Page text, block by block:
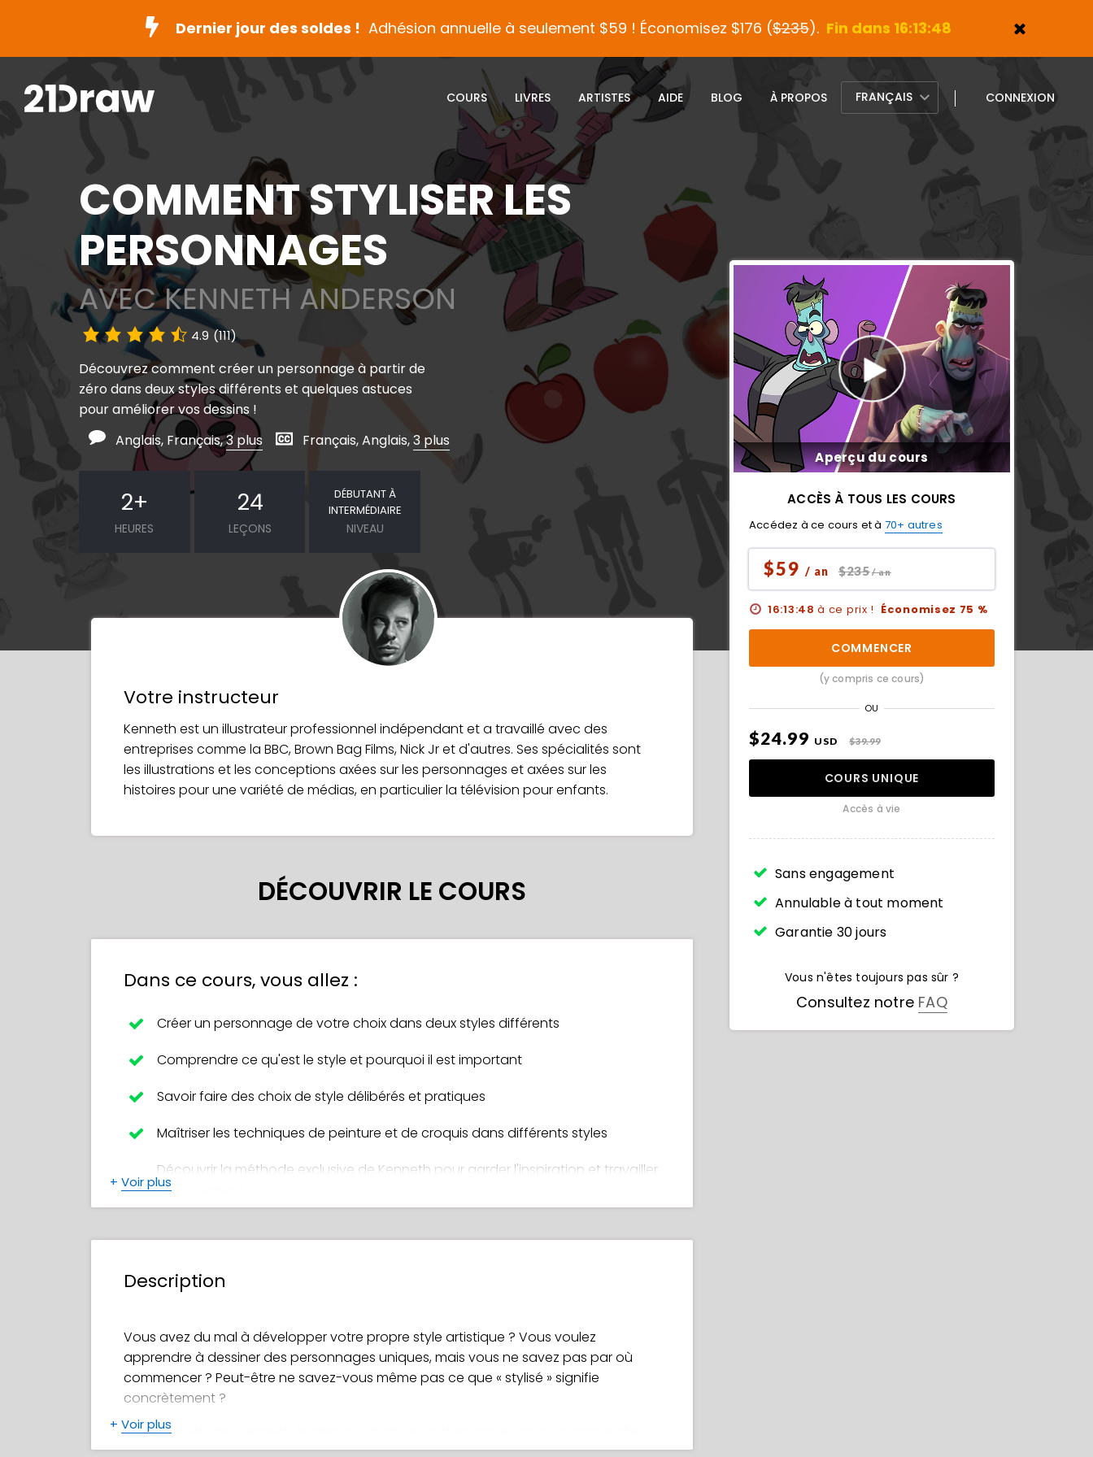
Dernier jour des soldes ! Adhésion annuelle à seulement $59 ! Économisez $176 ($235). Fin dans 16:13:47
COURS LIVRES ARTISTES AIDE BLOG À PROPOS FRANÇAIS CONNEXION
COMMENT STYLISER LES
PERSONNAGES
AVEC KENNETH ANDERSON
4.9 (111)
Découvrez comment créer un personnage à partir de
zéro dans deux styles différents et quelques astuces
pour améliorer vos dessins !
Anglais, Français,3 plus Français, Anglais,3 plus
2+
HEURES
24
LEÇONS
DÉBUTANT À
INTERMÉDIAIRE
NIVEAU
Votre instructeur
Kenneth est un illustrateur professionnel indépendant et a travaillé avec des
entreprises comme la BBC, Brown Bag Films, Nick Jr et d'autres. Ses spécialités sont
les illustrations et les conceptions axées sur les personnages et axées sur les
histoires pour une variété de médias, en particulier la télévision pour enfants.
DÉCOUVRIR LE COURS
Dans ce cours, vous allez :
Créer un personnage de votre choix dans deux styles différents
Comprendre ce qu'est le style et pourquoi il est important
Savoir faire des choix de style délibérés et pratiques
Maîtriser les techniques de peinture et de croquis dans différents styles
Découvrir la méthode exclusive de Kenneth pour garder l'inspiration et travailler
efficacement
Découvrir les avantages de disposer d'un guide de style et comment créer le
Mettre la touche finale à vos personnages et passer du croquis à une
illustration finie et en couleurs
Découvrir comment le style influence l'utilisation finale et la perception par le
public
+ Voir plus
Description
Vous avez du mal à développer votre propre style artistique ? Vous voulez
apprendre à dessiner des personnages uniques, mais vous ne savez pas par où
commencer ? Peut-être ne savez-vous même pas ce que « stylisé » signifie
concrètement ?
Pas d'inquiétude ! Kenneth Anderson, un artiste professionnel, va vous apprendre
tout ce que vous devez savoir sur la création de personnages stylisés.
+ Voir plus
Aperçu du cours
ACCÈS À TOUS LES COURS
Accédez à ce cours et à 70+ autres
$59 / an $235/ an
16:13:47 à ce prix ! Économisez 75 %
COMMENCER
(y compris ce cours)
OU
$24.99 USD $39.99
COURS UNIQUE
Accès à vie
Sans engagement
Annulable à tout moment
Garantie 30 jours
Vous n'êtes toujours pas sûr ?
Consultez notre FAQ